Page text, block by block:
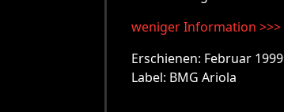
weniger Information >>>
Erschienen: Februar 1999
Label: BMG Ariola